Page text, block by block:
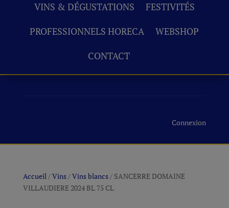
VINS & DÉGUSTATIONS
FESTIVITÉS
PROFESSIONNELS HORECA
WEBSHOP
CONTACT
Connexion
Accueil/Vins/Vins blancs/ SANCERRE DOMAINE
VILLAUDIERE 2024 BL 75 CL